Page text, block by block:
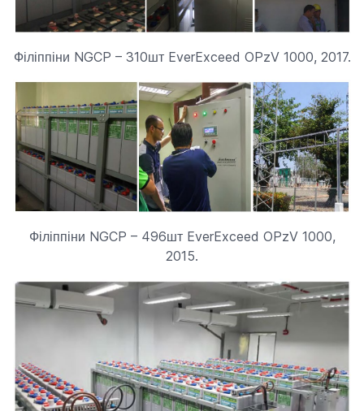
Філіппіни NGCP – 310шт EverExceed OPzV 1000, 2017.
Філіппіни NGCP – 496шт EverExceed OPzV 1000,
2015.